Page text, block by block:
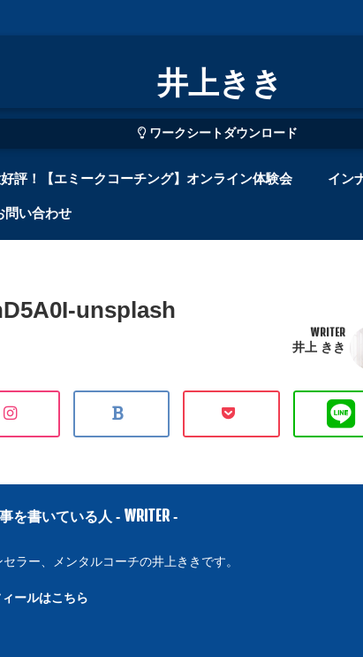
井上きき
ワークシートダウンロード
評！【エミークコーチング】オンライン体験会 イン
問い合わせ
unsplash
WRITER
井上 きき
を書いている人 - WRITER -
ラー、メンタルコーチの井上ききです。
ールはこちら